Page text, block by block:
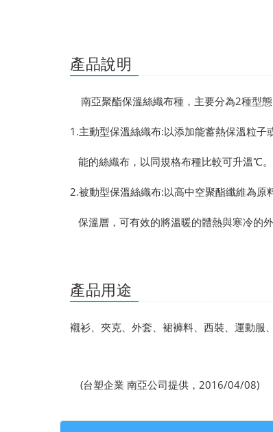
產品說明
南亞聚酯保溫絲織布種，主要分為2種型
1.主動型保溫絲織布:以添加能蓄熱保溫粒
能的絲織布，以同規格布種比較可升溫℃。
2.被動型保溫絲織布:以高中空聚酯纖維為
保溫層，可有效的將溫暖的體熱與寒冷的
產品用途
襯衫、夾克、外套、裙褲料、西裝、運動服
(台塑企業 南亞公司提供，2016/04/08)